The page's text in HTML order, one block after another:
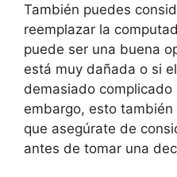
También puedes
reemplazar la
puede ser una buena
está muy dañada o si
demasiado complicado
embargo, esto
que asegúrate de
antes de tomar una